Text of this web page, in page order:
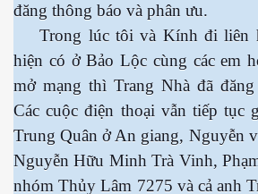
đăng thông báo và phân ưu.
Trong lúc tôi và Kính đi liên
hiện có ở Bảo Lộc cùng các em
mở mạng thì Trang Nhà đã
Các cuộc điện thoại vẫn tiếp tục
Trung Quân ở An giang, Nguyễn
Nguyễn Hữu Minh Trà Vinh,
nhóm Thủy Lâm 7275 và cả anh